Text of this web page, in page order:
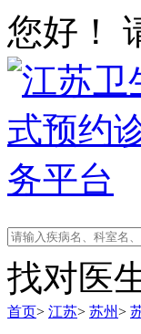
您好！
找对医
首页> 江苏> 苏州>